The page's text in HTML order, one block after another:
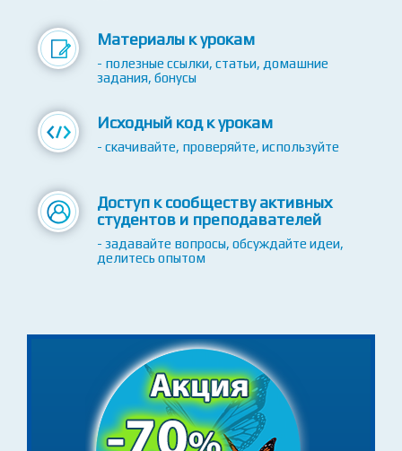
- закрепляйте знания, набирайте рейтинг
XP
Материалы к урокам
- полезные ссылки, статьи, домашние
задания, бонусы
- скачивайте, проверяйте, используйте
Доступ к сообществу активных
студентов и преподавателей